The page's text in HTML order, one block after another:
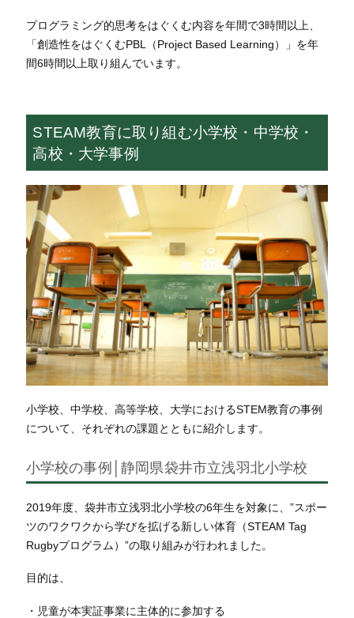
プログラミング的思考をはぐくむ内容を年間で3時間以上、
「創造性をはぐくむPBL（Project Based Learning）」を年
間6時間以上取り組んでいます。
STEAM教育に取り組む小学校・中学校・
高校・大学事例
小学校、中学校、高等学校、大学におけるSTEM教育の事例
について、それぞれの課題とともに紹介します。
小学校の事例│静岡県袋井市立浅羽北小学校
2019年度、袋井市立浅羽北小学校の6年生を対象に、”スポー
ツのワクワクから学びを拡げる新しい体育（STEAM Tag
Rugbyプログラム）”の取り組みが行われました。
目的は、
・児童が本実証事業に主体的に参加する